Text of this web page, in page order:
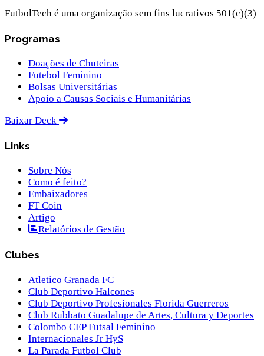
FutbolTech é uma organização sem fins lucrativos 501(c)(3)
Programas
Doações de Chuteiras
Futebol Feminino
Bolsas Universitárias
Apoio a Causas Sociais e Humanitárias
Baixar Deck
Links
Sobre Nós
Como é feito?
Embaixadores
FT Coin
Artigo
Relatórios de Gestão
Clubes
Atletico Granada FC
Club Deportivo Halcones
Club Deportivo Profesionales Florida Guerreros
Club Rubbato Guadalupe de Artes, Cultura y Deportes
Colombo CEP Futsal Feminino
Internacionales Jr HyS
La Parada Futbol Club